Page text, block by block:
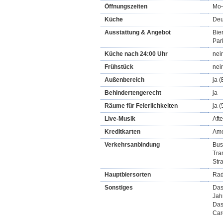
Öffnungszeiten
Küche
Ausstattung & Angebot
Küche nach 24:00 Uhr
Frühstück
Außenbereich
ja
Behindertengerecht
ja
Räume für Feierlichkeiten
ja
Live-Musik
Kreditkarten
Verkehrsanbindung
Hauptbiersorten
Sonstiges